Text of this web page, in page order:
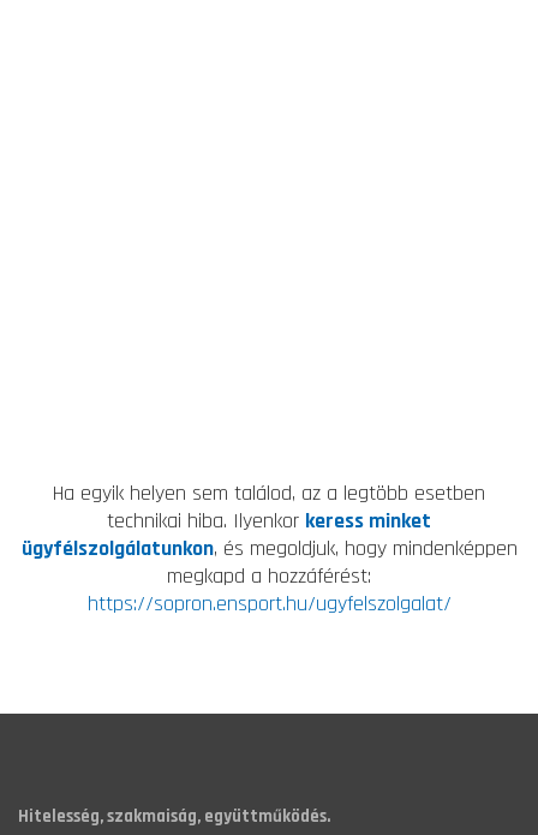
Ha egyik helyen sem találod, az a legtöbb esetben
technikai hiba. Ilyenkor keress minket
ügyfélszolgálatunkon, és megoldjuk, hogy mindenképpen
megkapd a hozzáférést:
https://sopron.ensport.hu/ugyfelszolgalat/
Hitelesség, szakmaiság, együttműködés.